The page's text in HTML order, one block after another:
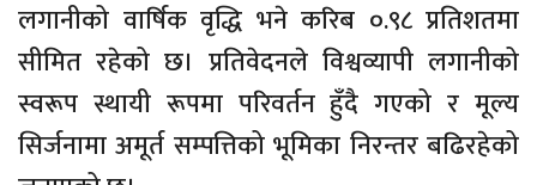
लगानीको वार्षिक वृद्धि भने करिब ०.९८ प्रतिशतमा
सीमित रहेको छ। प्रतिवेदनले विश्वव्यापी लगानीको
स्वरूप स्थायी रूपमा परिवर्तन हुँदै गएको र मूल्य
सिर्जनामा अमूर्त सम्पत्तिको भूमिका निरन्तर बढिरहेको